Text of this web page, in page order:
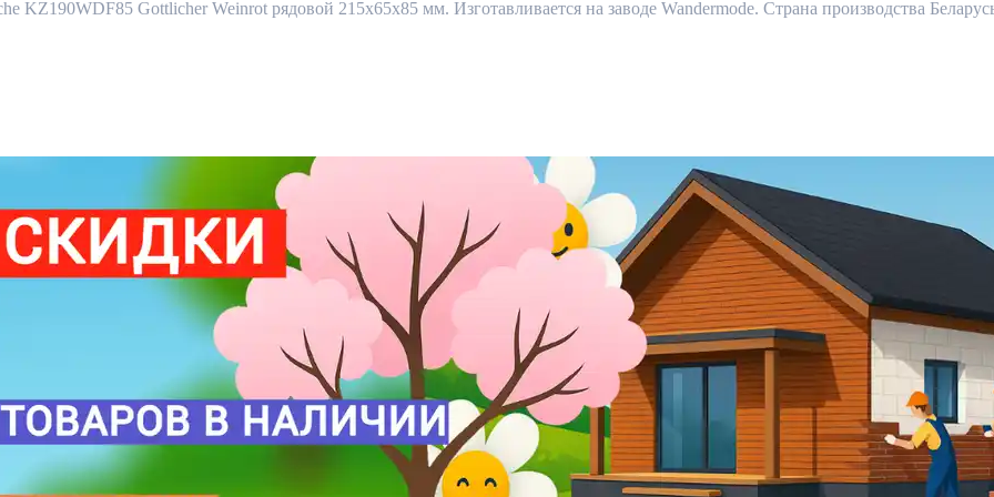
KZ190WDF85 Gottlicher Weinrot рядовой 215x65x85 мм. Изготавливается на заводе Wandermode. Страна производства